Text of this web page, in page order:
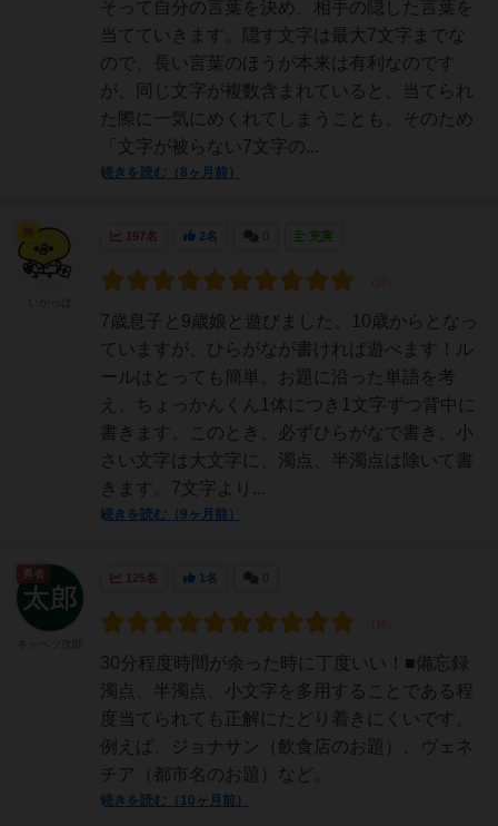
そって自分の言葉を決め、相手の隠した言葉を
当てていきます。隠す文字は最大7文字までな
ので、長い言葉のほうが本来は有利なのです
が、同じ文字が複数含まれていると、当てられ
た際に一気にめくれてしまうことも。そのため
「文字が被らない7文字の...
続きを読む（8ヶ月前）
197名 2名 充実
7歳息子と9歳娘と遊びました。10歳からとなっ
ていますが、ひらがなが書ければ遊べます！ル
ールはとっても簡単。お題に沿った単語を考
え、ちょっかんくん1体につき1文字ずつ背中に
書きます。このとき、必ずひらがなで書き、小
さい文字は大文字に、濁点、半濁点は除いて書
きます。7文字より...
続きを読む（9ヶ月前）
125名 1名
30分程度時間が余った時に丁度いい！■備忘録
濁点、半濁点、小文字を多用することである程
度当てられても正解にたどり着きにくいです。
例えば、ジョナサン（飲食店のお題）、ヴェネ
チア（都市名のお題）など。
続きを読む（10ヶ月前）
勇者